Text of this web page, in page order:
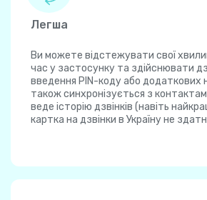
Легша
Ви можете відстежувати свої
час у застосунку та здійснювати
введення PIN-коду або додаткових
також синхронізується з
веде історію дзвінків (навіть
картка на дзвінки в Україну не